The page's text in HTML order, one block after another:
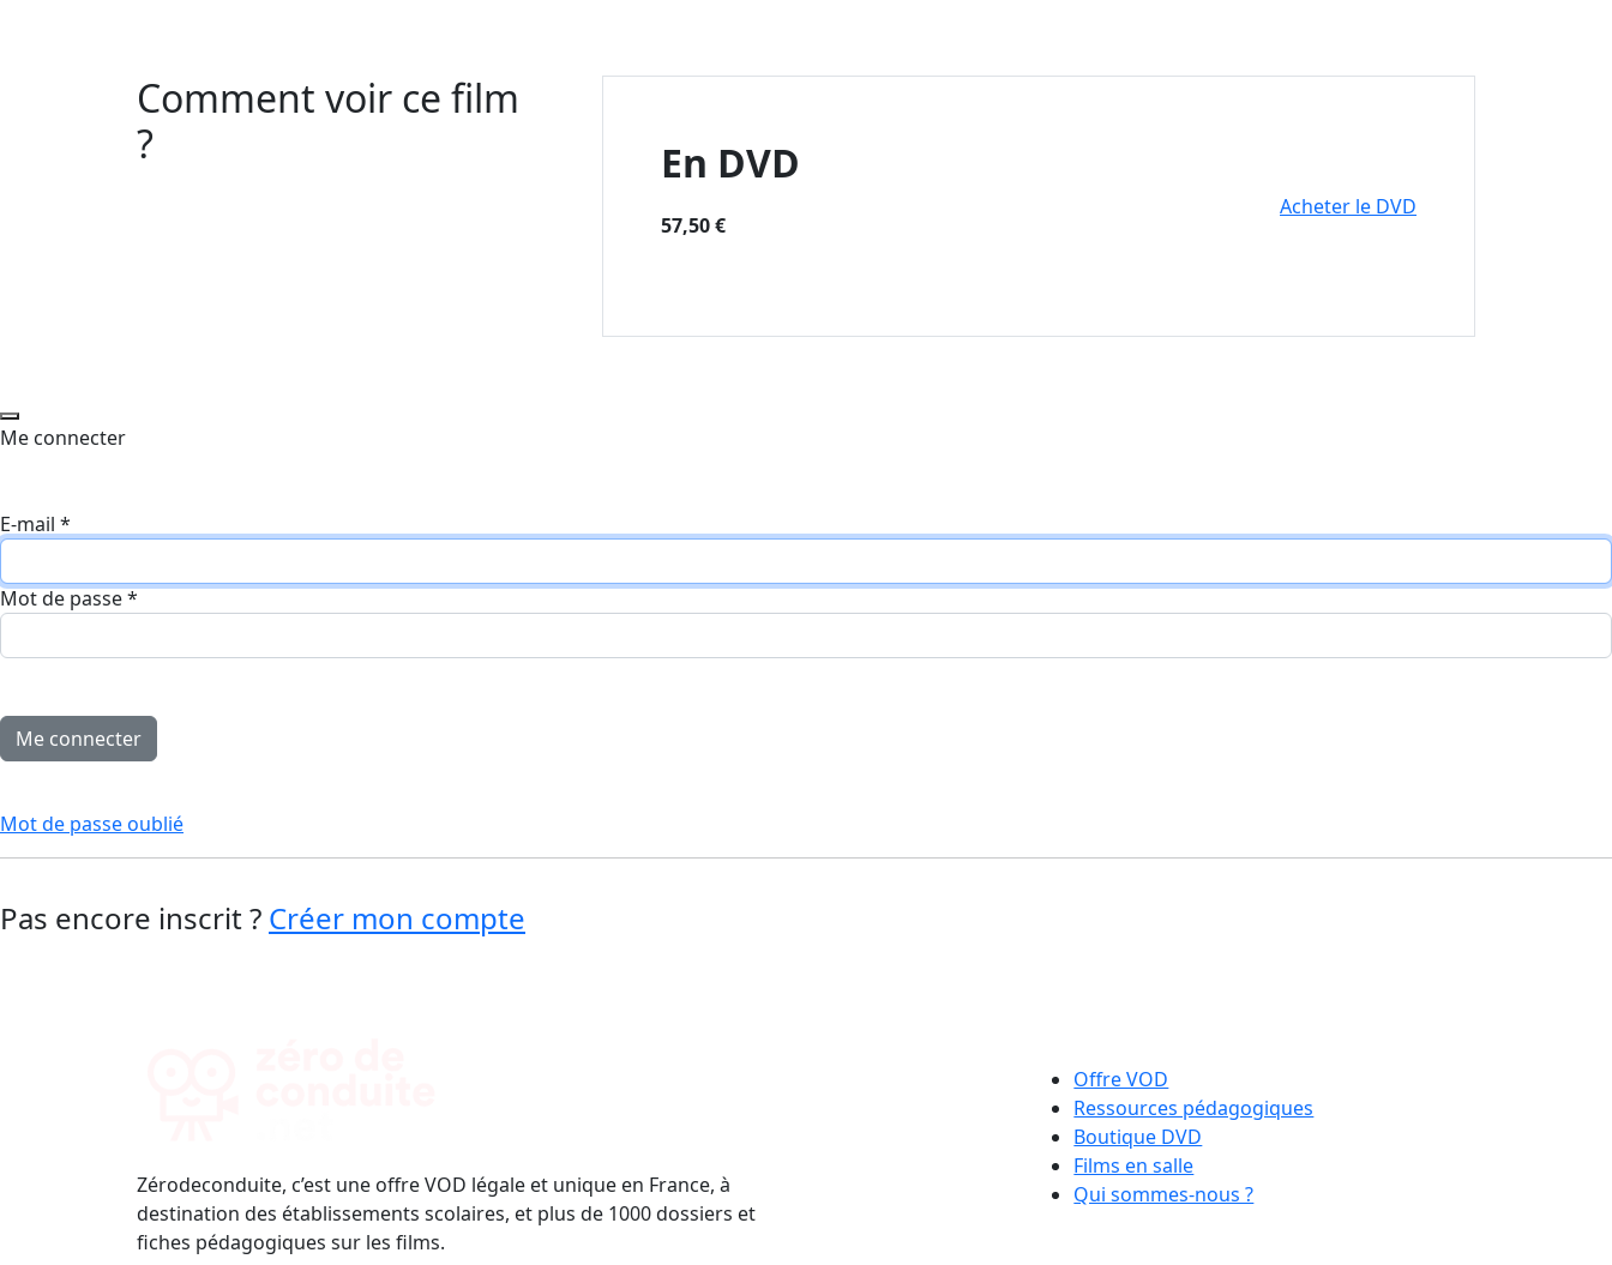
Comment voir ce film
?
En DVD
57,50 €
Acheter le DVD
Me connecter
E-mail *
Mot de passe*
Mot de passe oublié
Pas encore inscrit ? Créer mon compte
Zérodeconduite, c’est une offre VOD légale et unique en France, à
destination des établissements scolaires, et plus de 1000 dossiers et
fiches pédagogiques sur les films.
Offre VOD
Ressources pédagogiques
Boutique DVD
Films en salle
Qui sommes-nous ?